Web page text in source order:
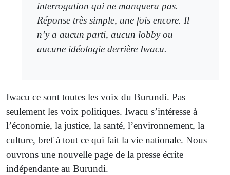
interrogation qui ne manquera pas.
Réponse très simple, une fois encore. Il
n’y a aucun parti, aucun lobby ou
aucune idéologie derrière Iwacu.
Iwacu ce sont toutes les voix du Burundi. Pas
seulement les voix politiques. Iwacu s’intéresse à
l’économie, la justice, la santé, l’environnement, la
culture, bref à tout ce qui fait la vie nationale. Nous
ouvrons une nouvelle page de la presse écrite
indépendante au Burundi.